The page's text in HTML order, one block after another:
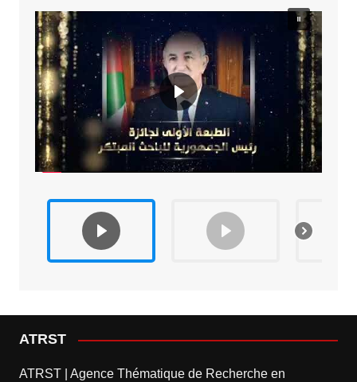
ATRST
ATRST | Agence Thématique de Recherche en